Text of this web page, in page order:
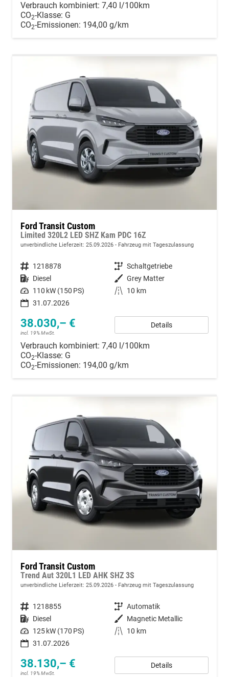
Verbrauch kombiniert: 7,40 l/100km
CO2-Klasse: G
CO2-Emissionen: 194,00 g/km
Ford Transit Custom
Limited 320L2 LED SHZ Kam PDC 16Z
unverbindliche Lieferzeit: 25.09.2026 Fahrzeug mit Tageszulassung
Fahrzeugnummer 1218878 Getriebe Schaltgetriebe
Kraftstoff Diesel Außenfarbe Grey Matter
Leistung 110 kW (150 PS) Kilometerstand
10 km
31.07.2026
38.030,– €
incl. 19% MwSt.
Details
Verbrauch kombiniert: 7,40 l/100km
CO2-Klasse: G
CO2-Emissionen: 194,00 g/km
Ford Transit Custom
Trend Aut 320L1 LED AHK SHZ 3S
unverbindliche Lieferzeit: 25.09.2026 Fahrzeug mit Tageszulassung
Fahrzeugnummer 1218855 Getriebe Automatik
Kraftstoff Diesel Außenfarbe Magnetic Metallic
Leistung 125 kW (170 PS) Kilometerstand
10 km
31.07.2026
38.130,– €
incl. 19% MwSt.
Details